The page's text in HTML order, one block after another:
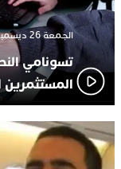
الجمعة 26 ديسمبر 2025 - 13:04
المستثمرين